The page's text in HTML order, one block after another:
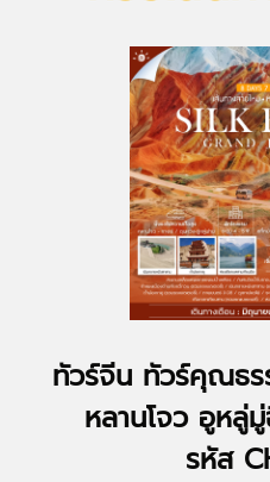
ทัวร์จีน ทัวร์คุณธร
หลานโจว อูหลู่
รหัส